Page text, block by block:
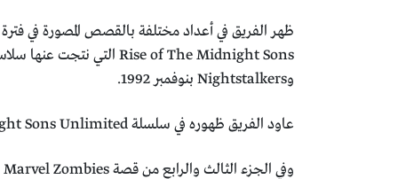
وNightstalkers بنوفمبر 1992.
عاود الفريق ظهوره في سلسلة Midnight Sons Unlimited، التي استمر اصدارها من ابريل 1993 حتى مايو 1995.
وفي الجزء الثالث والرابع من قصة Marvel Zombies ، الصادران بالعامين 2008 و2009، ظهر الفريق بأعضاء مختلفين تحت نفس الاسم.